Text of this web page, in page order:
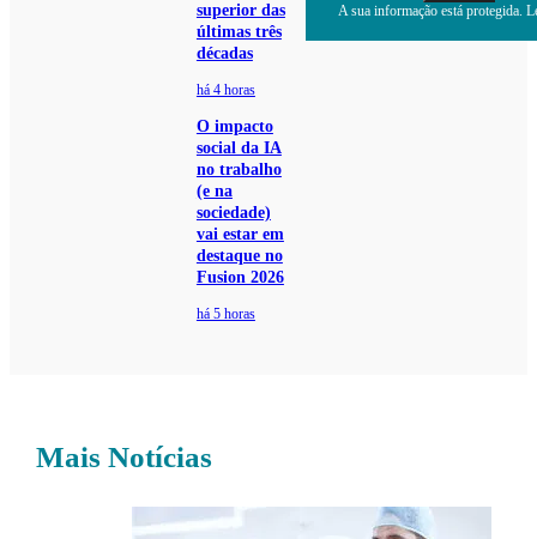
superior das
últimas três
décadas
há 4 horas
O impacto
social da IA
no trabalho
(e na
sociedade)
vai estar em
destaque no
Fusion 2026
há 5 horas
A sua informação está protegida.
Mais Notícias